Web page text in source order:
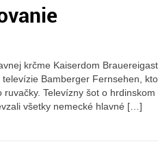
krčme Kaiserdom
Bamberger Fernsehen,
Televízny šot o hrdinskom
všetky nemecké hlavné […]